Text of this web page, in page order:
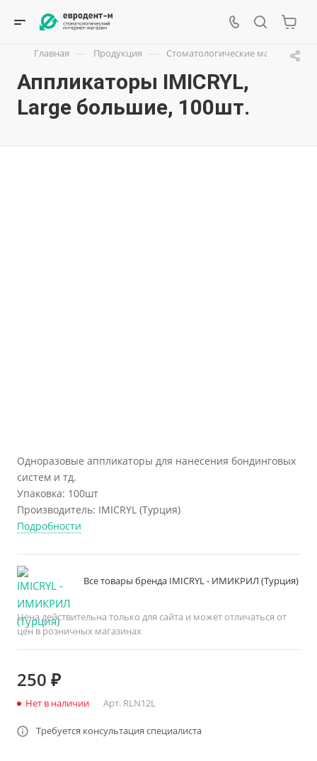
Главная — Продукция — Стоматологические материалы
Аппликаторы IMICRYL,
Large большие, 100шт.
Одноразовые аппликаторы для нанесения бондинговых
систем и тд.
Упаковка: 100шт
Производитель: IMICRYL (Турция)
Подробности
Все товары бренда IMICRYL - ИМИКРИЛ (Турция)
Цена действительна только для сайта и может отличаться от
цен в розничных магазинах
250 ₽
Нет в наличии Арт. RLN12L
Требуется консультация специалиста